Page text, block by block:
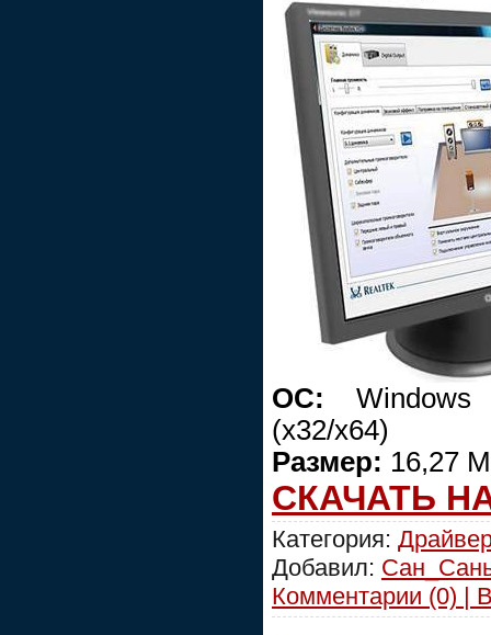
ОС: Windows
(x32/x64)
Размер: 16,27
СКАЧАТЬ
Категория:
Добавил:
Комментарии (0) |